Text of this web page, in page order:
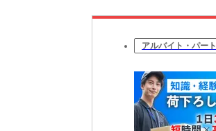
アルバイト・パート